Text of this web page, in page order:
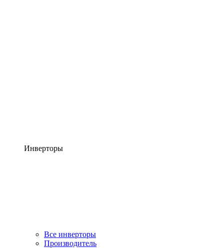
Инверторы
Все инверторы
Производитель